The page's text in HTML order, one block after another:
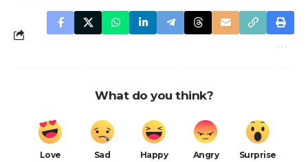
What do you think?
Love Sad Happy Angry Surprise